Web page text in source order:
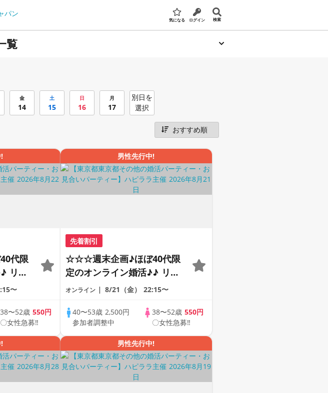
気になる ログイン 検索
覧
金
14
土
15
日
16
月
17
別日を
選択
代限
リモ
うち
あり
〜
38〜52歳550円
〇女性急募‼
男性先行中!
先着割引
☆☆☆週末企画♪ほぼ40代限
定のオンライン婚活♪♪ リモ
ートの出会い応援♪♪ おうち
の方が対象☆ 司会進行あり
♪♪ THE 42s ONLINE
PARTY!!
オンライン 8/21（金） 22:15〜
40〜53歳2,500円
参加者調整中
38〜52歳 550円
〇女性急募‼
男性先行中!